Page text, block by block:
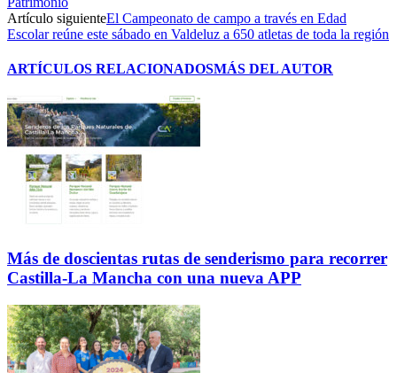
Artículo siguienteEl Campeonato de campo a través en Edad
Escolar reúne este sábado en Valdeluz a 650 atletas de toda la región
ARTÍCULOS RELACIONADOSMÁS DEL AUTOR
Más de doscientas rutas de senderismo para recorrer
Castilla-La Mancha con una nueva APP